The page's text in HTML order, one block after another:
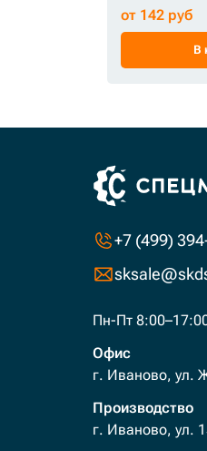
от 142 руб
В
+7 (499)
Пн-Пт
Офис
г. Иваново, ул.
Производство
г. Иваново, ул.